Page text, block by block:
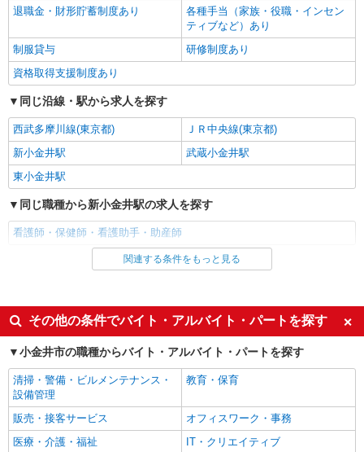
退職金・財形貯蓄制度あり
各種手当（家族・役職・インセン
ティブなど）あり
制服貸与
研修制度あり
資格取得支援制度あり
同じ沿線・駅から求人を探す
西武多摩川線(東京都)
ＪＲ中央線(東京都)
新小金井駅
武蔵小金井駅
東小金井駅
同じ職種から新小金井駅の求人を探す
看護師・保健師・看護助手・助産師
同じ雇用形態から新小金井駅の求人を探す
同じ特徴から新小金井駅の求人を探す
入社日応相談
未経験歓迎
経験者・有資格者歓迎
新卒・第二新卒歓迎
女性活躍中
フリーター歓迎
学歴不問
ブランクOK
ミドル（40代～）活躍中
関連する条件をもっと見る
その他の条件でバイト・アルバイト・パートを探す
小金井市の職種からバイト・アルバイト・パートを探す
清掃・警備・ビルメンテナンス・
設備管理
教育・保育
販売・接客サービス
オフィスワーク・事務
医療・介護・福祉
IT・クリエイティブ